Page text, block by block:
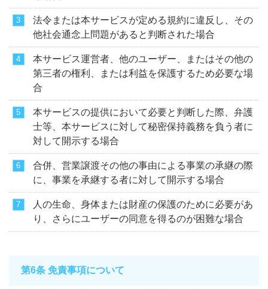
法令または本サービスが定める規約に違反し、その
他社会通念上問題があると判断された場合
本サービス運営者、他のユーザー、またはその他の
第三者の権利、または利益を保護するため必要な場
合
本サービスの提供において必要と判断した際、弁護
士等、本サービスに対して秘密保持義務を負う者に
対して開示する場合
合併、営業譲渡その他の事由による事業の承継の際
に、事業を承継する者に対して開示する場合
人の生命、身体または財産の保護のために必要があ
り、さらにユーザーの同意を得るのが困難な場合
第6条 免責事項について